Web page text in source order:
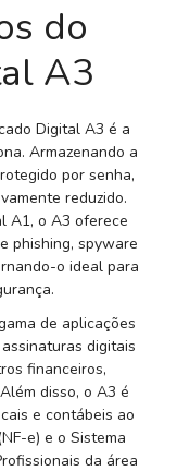
do
A3
Digital A3 é a
Armazenando a
por senha,
reduzido.
A1, o A3 oferece
phishing, spyware
o ideal para
de aplicações
digitais
financeiros,
disso, o A3 é
e contábeis ao
e) e o Sistema
da área